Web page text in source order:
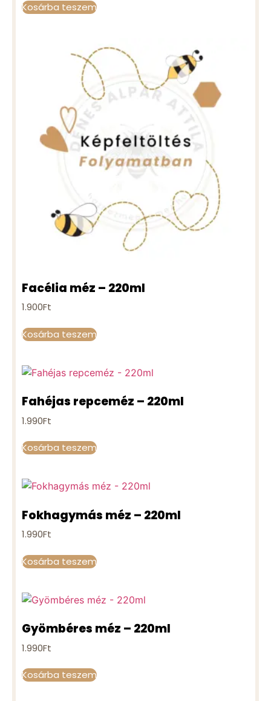
Kosárba teszem
Facélia méz – 220ml
1.900Ft
Kosárba teszem
Fahéjas repceméz – 220ml
1.990Ft
Kosárba teszem
Fokhagymás méz – 220ml
1.990Ft
Kosárba teszem
Gyömbéres méz – 220ml
1.990Ft
Kosárba teszem